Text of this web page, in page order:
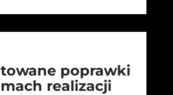
poprawki
realizacji